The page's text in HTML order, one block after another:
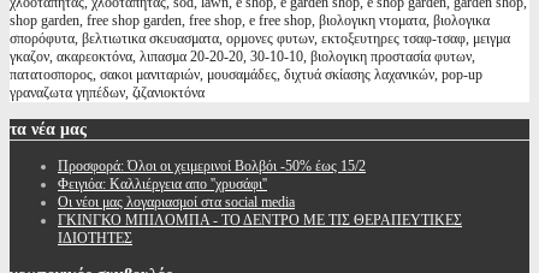
shop garden, free shop garden, free shop, e free shop, βιολογικη ντοματα, βιολογικα
σπορόφυτα, βελτιωτικα σκευασματα, ορμονες φυτων, εκτοξευτηρες τσαφ-τσαφ, μειγμα
γκαζον, ακαρεοκτόνα, λιπασμα 20-20-20, 30-10-10, βιολογικη προστασία φυτων,
πατατοσπορος, σακοι μανιταριών, μουσαμάδες, διχτυά σκίασης λαχανικών, pop-up
γραναζωτα γηπέδων, ζιζανιοκτόνα
τα νέα μας
Προσφορά: Όλοι οι χειμερινοί Βολβόι -50% έως 15/2
Φειγιόα: Καλλιέργεια απο ''χρυσάφι''
Oι νέοι μας λογαριασμοί στα social media
ΓΚΙΝΓΚΟ ΜΠΙΛΟΜΠΑ - ΤΟ ΔΕΝΤΡΟ ΜΕ ΤΙΣ ΘΕΡΑΠΕΥΤΙΚΕΣ
ΙΔΙΟΤΗΤΕΣ